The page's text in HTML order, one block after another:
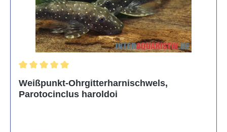
Weißpunkt-Ohrgitterharnischwels,
Parotocinclus haroldoi